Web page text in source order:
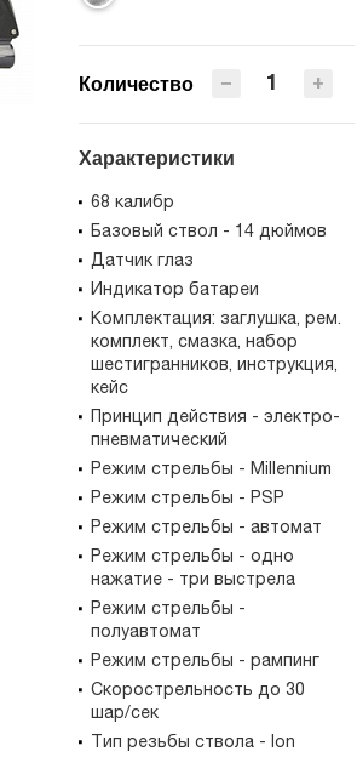
Количество +
−
Характеристики
68 калибр
Базовый ствол - 14 дюймов
Датчик глаз
Индикатор батареи
Комплектация: заглушка, рем.
комплект, смазка, набор
шестигранников, инструкция,
кейс
Принцип действия - электро-
пневматический
Режим стрельбы - Millennium
Режим стрельбы - PSP
Режим стрельбы - автомат
Режим стрельбы - одно
нажатие - три выстрела
Режим стрельбы -
полуавтомат
Режим стрельбы - рампинг
Скорострельность до 30
шар/сек
Тип резьбы ствола - Ion